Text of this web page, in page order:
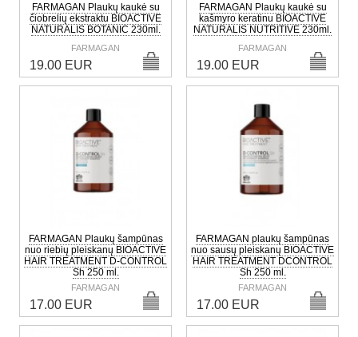
FARMAGAN Plaukų kaukė su
čiobrelių ekstraktu BIOACTIVE
NATURALIS BOTANIC 230ml.
FARMAGAN
19.00 EUR
FARMAGAN Plaukų kaukė su
kašmyro keratinu BIOACTIVE
NATURALIS NUTRITIVE 230ml.
FARMAGAN
19.00 EUR
FARMAGAN Plaukų šampūnas
nuo riebių pleiskanų BIOACTIVE
HAIR TREATMENT D-CONTROL
Sh 250 ml.
FARMAGAN
17.00 EUR
FARMAGAN plaukų šampūnas
nuo sausų pleiskanų BIOACTIVE
HAIR TREATMENT DCONTROL
Sh 250 ml.
FARMAGAN
17.00 EUR